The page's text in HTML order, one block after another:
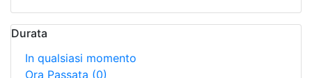
Durata
In qualsiasi momento
Ora Passata (0)